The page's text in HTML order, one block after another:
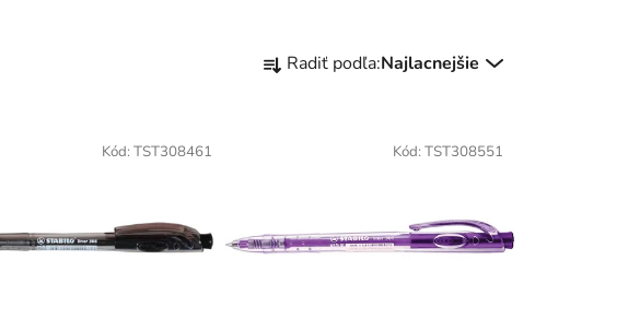
a
p
Radiť podľa:Najlacnejšie
Kód: TST308461 Kód: TST308551